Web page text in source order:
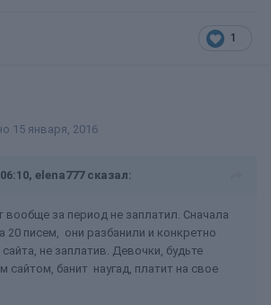
1
15 января, 2016
elena777 сказал:
вообще за период не заплатил. Сначала
20 писем, они разбанили и конкретно
не заплатив. Девочки, будьте
сайтом, банит наугад, платит на свое